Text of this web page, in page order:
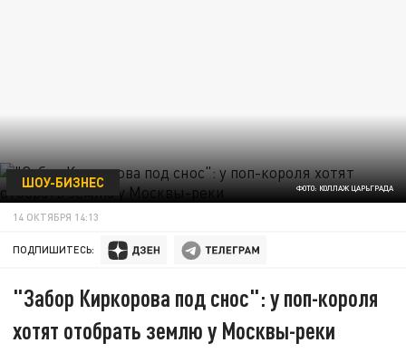
ФОТО: КОЛЛАЖ ЦАРЬГРАДА
ШОУ-БИЗНЕС
14 ОКТЯБРЯ 14:13
ПОДПИШИТЕСЬ:
"Забор Киркорова под снос": у поп-короля
хотят отобрать землю у Москвы-реки